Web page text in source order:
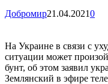
Добромир21.04.20210
На Украине в связи с
ситуации может
бунт, об этом заявил
Землянский в эфире